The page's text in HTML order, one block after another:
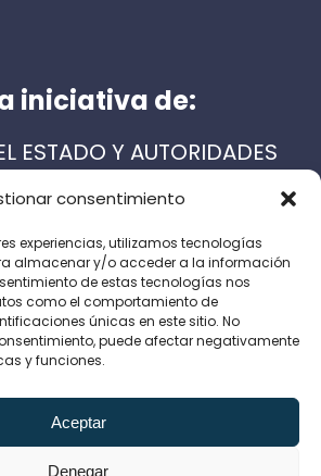
consentimiento
experiencias, utilizamos tecnologías
almacenar y/o acceder a la información
de estas tecnologías nos
como el comportamiento de
únicas en este sitio. No
puede afectar negativamente
y funciones.
Aceptar
Denegar
iniciativa de:
ESTADO Y AUTORIDADES
ESPAÑOLAS
de apoyo:
Legal
Política de Privacidad
de cookies
Canal de denuncias